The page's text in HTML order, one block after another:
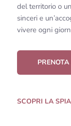
del territorio o
sinceri e
vivere ogni
SCOPRI LA